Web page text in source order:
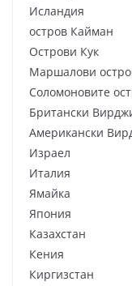
Исландия
остров Кайман
Острови Кук
Маршалови
Соломоновите
Британски
Американски
Израел
Италия
Ямайка
Япония
Казахстан
Кения
Киргизстан